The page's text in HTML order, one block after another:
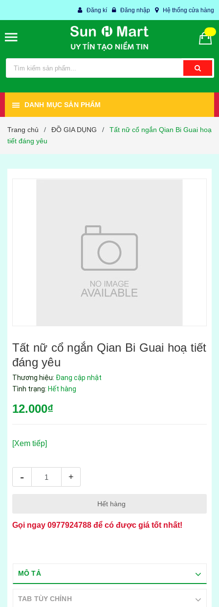
Đăng kí Đăng nhập Hệ thống cửa hàng
DANH MỤC SẢN PHẨM
Trang chủ / ĐỒ GIA DỤNG /
Tất nữ cổ ngắn Qian Bi Guai hoạ
tiết đáng yêu
Tất nữ cổ ngắn Qian Bi Guai hoạ tiết
đáng yêu
Thương hiệu: Đang cập nhật
Tình trạng: Hết hàng
12.000₫
[Xem tiếp]
- +
Hết hàng
Gọi ngay 0977924788 để có được giá tốt nhất!
MÔ TẢ
TAB TÙY CHỈNH